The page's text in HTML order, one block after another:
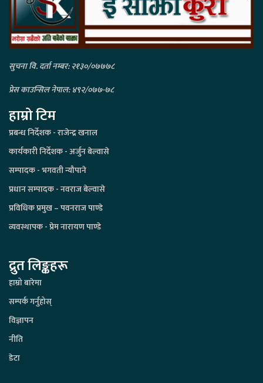
सुचना वि. दर्ता नम्बर: २१३०/०७७७८
प्रेस काउन्सिल नेपाल: ४९२/०७७-७८
हाम्रो टिम
प्रबन्ध निर्देशक - राजेन्द्र खनाल
कार्यकारी निर्देशक - अर्जुन बेल्वासे
सम्पादक - भगवती न्यौपाने
प्रधान सम्पादक - नवराज बेल्वासे
प्रविधिक प्रमुख – पवनराज पाण्डे
व्यवस्थापक - प्रेम नारायण पाण्डे
द्रुत लिङ्कहरू
हाम्रो बारेमा
सम्पर्क गर्नुहोस्
विज्ञापन
नीति
डेटा